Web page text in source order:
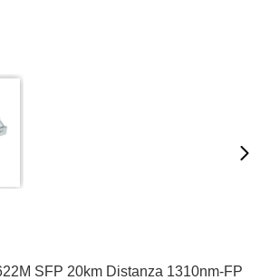
SFP 20km Distanza 1310nm-FP